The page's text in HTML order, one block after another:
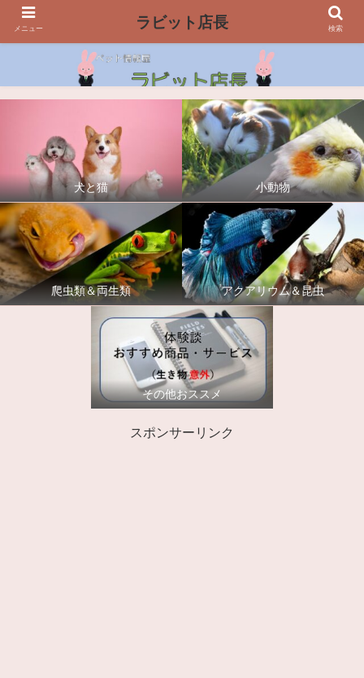
犬と猫 小動物
爬虫類＆両生類 アクアリウム＆昆虫
その他おススメ
スポンサーリンク
メニュー ラビット店長 検索